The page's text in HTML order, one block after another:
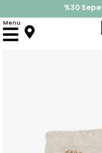
%30
İndirimlere ek
Menu
Anasayfa Çorap